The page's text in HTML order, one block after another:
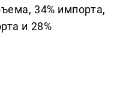
34% импорта,
и 28%